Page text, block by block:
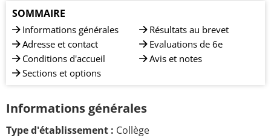
SOMMAIRE
Informations générales
Adresse et contact
Conditions d'accueil
Sections et options
Résultats au brevet
Evaluations de 6e
Avis et notes
Informations générales
Type d'établissement : Collège